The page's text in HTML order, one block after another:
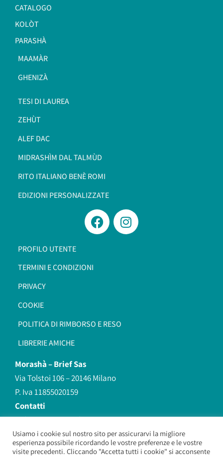
CATALOGO
KOLÒT
PARASHÀ
MAAMÀR
GHENIZÀ
TESI DI LAUREA
ZEHÙT
ALEF DAC
MIDRASHÌM DAL TALMÙD
RITO ITALIANO BENÈ ROMI​
EDIZIONI PERSONALIZZATE
PROFILO UTENTE
TERMINI E CONDIZIONI
PRIVACY
COOKIE
POLITICA DI RIMBORSO E RESO
LIBRERIE AMICHE
Morashà –Brief Sas
Via Tolstoi 106 – 20146 Milano
P. Iva 11855020159
Contatti
redazione@morasha.it
339 8596707
(anche Whatsapp)
Usiamo i cookie sul nostro sito per assicurarvi la migliore
esperienza possibile ricordando le vostre preferenze e le vostre
visite precedenti. Cliccando "Accetta tutti i cookie" si acconsente